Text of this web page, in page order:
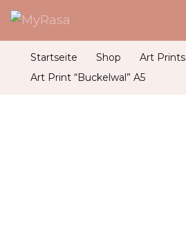
MyRasa
Illustration & Design
Startseite Shop
Art Prints
Art Print “Buckelwal” A5